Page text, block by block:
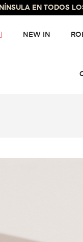
EN TODOS
NEW IN